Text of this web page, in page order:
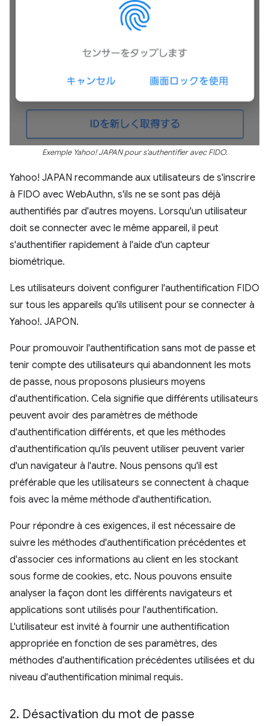
Exemple Yahoo! JAPAN pour s'authentifier avec FIDO.
Yahoo! JAPAN recommande aux utilisateurs de s'inscrire
à FIDO avec WebAuthn, s'ils ne se sont pas déjà
authentifiés par d'autres moyens. Lorsqu'un utilisateur
doit se connecter avec le même appareil, il peut
s'authentifier rapidement à l'aide d'un capteur
biométrique.
Les utilisateurs doivent configurer l'authentification FIDO
sur tous les appareils qu'ils utilisent pour se connecter à
Yahoo!. JAPON.
Pour promouvoir l'authentification sans mot de passe et
tenir compte des utilisateurs qui abandonnent les mots
de passe, nous proposons plusieurs moyens
d'authentification. Cela signifie que différents utilisateurs
peuvent avoir des paramètres de méthode
d'authentification différents, et que les méthodes
d'authentification qu'ils peuvent utiliser peuvent varier
d'un navigateur à l'autre. Nous pensons qu'il est
préférable que les utilisateurs se connectent à chaque
fois avec la même méthode d'authentification.
Pour répondre à ces exigences, il est nécessaire de
suivre les méthodes d'authentification précédentes et
d'associer ces informations au client en les stockant
sous forme de cookies, etc. Nous pouvons ensuite
analyser la façon dont les différents navigateurs et
applications sont utilisés pour l'authentification.
L'utilisateur est invité à fournir une authentification
appropriée en fonction de ses paramètres, des
méthodes d'authentification précédentes utilisées et du
niveau d'authentification minimal requis.
2. Désactivation du mot de passe